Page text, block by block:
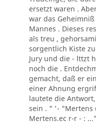
ersetzt waren .
war das
Mannes . Dieses
als treu ,
sorgentlich Kiste
Jury und die - lttzt
noch die .
gemacht, daß er
einer Ahnung
lautete die
sein . " '- "Mertens
Mertens.ec r-r - : ..."